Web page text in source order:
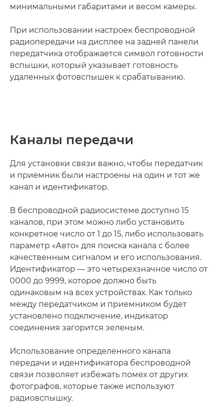
минимальными габаритами и весом камеры.
При использовании настроек беспроводной
радиопередачи на дисплее на задней панели
передатчика отображается символ готовности
вспышки, который указывает готовность
удаленных фотовспышек к срабатыванию.
Каналы передачи
Для установки связи важно, чтобы передатчик
и приемник были настроены на один и тот же
канал и идентификатор.
В беспроводной радиосистеме доступно 15
каналов, при этом можно либо установить
конкретное число от 1 до 15, либо использовать
параметр «Авто» для поиска канала с более
качественным сигналом и его использования.
Идентификатор — это четырехзначное число от
0000 до 9999, которое должно быть
одинаковым на всех устройствах. Как только
между передатчиком и приемником будет
установлено подключение, индикатор
соединения загорится зеленым.
Использование определенного канала
передачи и идентификатора беспроводной
связи позволяет избежать помех от других
фотографов, которые также используют
радиовспышку.